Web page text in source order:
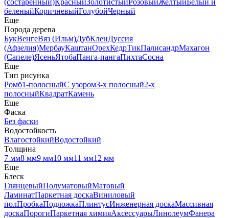
(состаренный)КрасныйЗолотистыйРозовыйЖелтыйБелый и
беленыйКоричневыйГолубойЧерный
Еще
Порода дерева
БукВенгеВяз (Ильм)ДубКленДуссия
(Афзелия)МербауКаштанОрехКедрТикПалисандрМахагон
(Сапеле)ЯсеньЯтобаПанга-пангаПихтаСосна
Еще
Тип рисунка
Ромб1-полосныйС узором3-х полосный2-х
полосныйКвадратКамень
Еще
Фаска
Без фаски
Водостойкость
ВлагостойкийВодостойкий
Толщина
7 мм8 мм9 мм10 мм11 мм12 мм
Еще
Блеск
ГлянцевыйПолуматовыйМатовый
ЛаминатПаркетная доскаВиниловый
полПробкаПодложкаПлинтусИнженерная доскаМассивная
доскаПорогиПаркетная химияАксессуарыЛинолеумФанера